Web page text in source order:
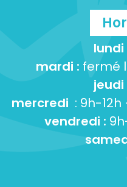
lundi
mardi : fermé
jeudi
mercredi : 9h-
vendredi :